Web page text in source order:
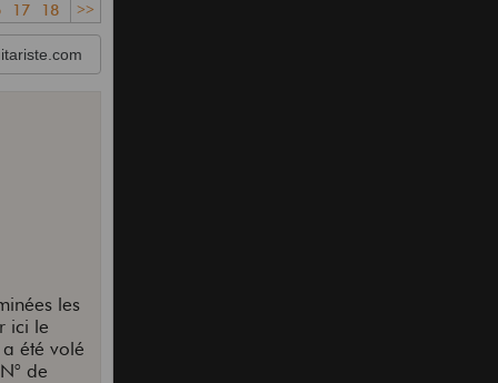
17 18 >>
les
ici le
été volé
de